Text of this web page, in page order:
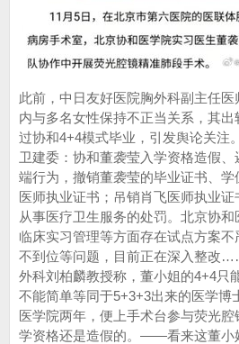
此前，中日友好医院胸外科副主任
内与多名女性保持不正当关系，其
过协和4+4模式毕业，引发舆论关注
卫建委：协和董袭莹入学资格造假
端行为，撤销董袭莹的毕业证书、学
医师执业证书；吊销肖飞医师执业
从事医疗卫生服务的处罚。北京协和
临床实习管理等方面存在试点方案
不到位等问题，目前正在深入整改
外科刘柏麟教授称，董小姐的4+4只
不能简单等同于5+3+3出来的医学博
医学院两年，便上手术台参与荧光
学资格还是造假的。——看来这董小